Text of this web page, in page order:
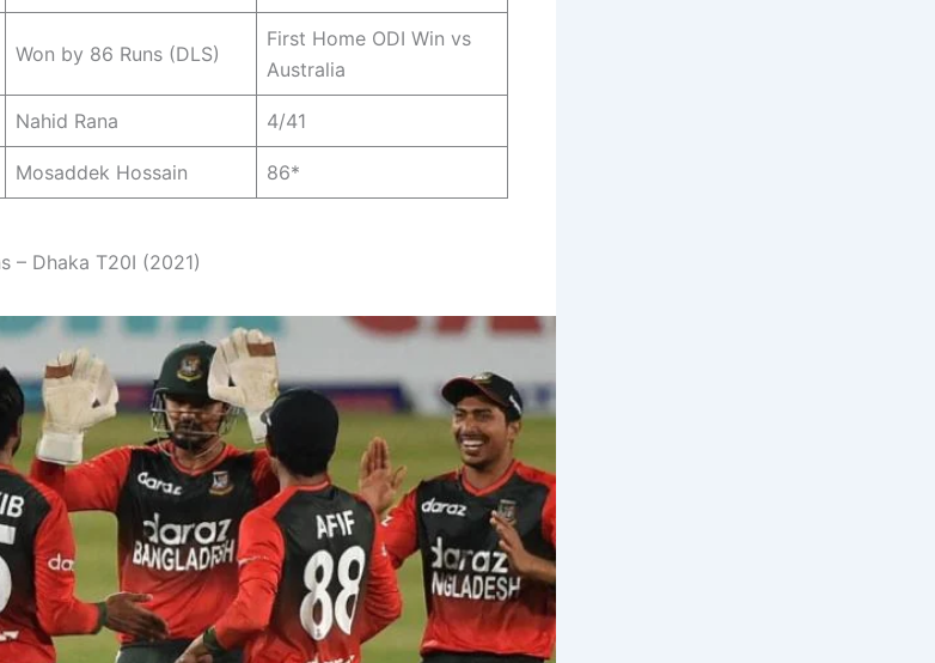
Won by 86 Runs (DLS)
First Home ODI Win vs
Australia
Nahid Rana 4/41
Mosaddek Hossain 86*
– Dhaka T20I (2021)